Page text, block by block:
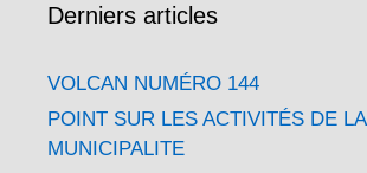
Derniers articles
VOLCAN NUMÉRO 144
POINT SUR LES ACTIVITÉS DE LA
MUNICIPALITE